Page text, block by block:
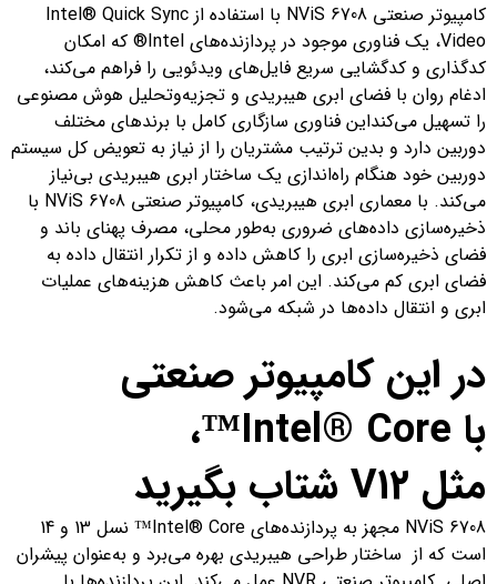
کامپیوتر صنعتی NViS 6708 با استفاده از Intel® Quick Sync
Video، یک فناوری موجود در پردازنده‌های Intel® که امکان
کدگذاری و کدگشایی سریع فایل‌های ویدئویی را فراهم می‌کند،
ادغام روان با فضای ابری هیبریدی و تجزیه‌وتحلیل هوش مصنوعی
را تسهیل می‌کنداین فناوری سازگاری کامل با برندهای مختلف
دوربین دارد و بدین ترتیب مشتریان را از نیاز به تعویض کل سیستم
دوربین خود هنگام راه‌اندازی یک ساختار ابری هیبریدی بی‌نیاز
می‌کند. با معماری ابری هیبریدی، کامپیوتر صنعتی NViS 6708 با
ذخیره‌سازی داده‌های ضروری به‌طور محلی، مصرف پهنای باند و
فضای ذخیره‌سازی ابری را کاهش داده و از تکرار انتقال داده به
فضای ابری کم می‌کند. این امر باعث کاهش هزینه‌های عملیات
ابری و انتقال داده‌ها در شبکه می‌شود.
در این کامپیوتر صنعتی
با
™،
مثل
شتاب بگیرید
NViS 6708 مجهز به پردازنده‌های Intel® Core™ نسل 13 و 14
است که از ساختار طراحی هیبریدی بهره می‌برد و به‌عنوان پیشران